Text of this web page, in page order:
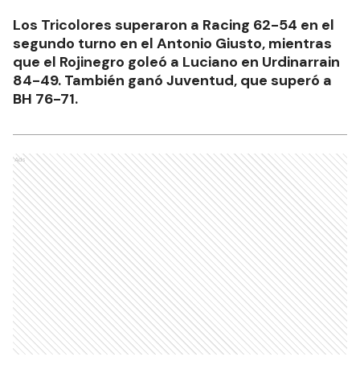
Los Tricolores superaron a Racing 62-54 en el
segundo turno en el Antonio Giusto, mientras
que el Rojinegro goleó a Luciano en Urdinarrain
84-49. También ganó Juventud, que superó a
BH 76-71.
Ads